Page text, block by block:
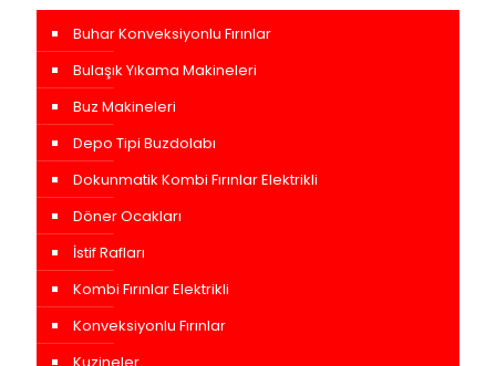
Buhar Konveksiyonlu Fırınlar
Bulaşık Yıkama Makineleri
Buz Makineleri
Depo Tipi Buzdolabı
Dokunmatik Kombi Fırınlar Elektrikli
Döner Ocakları
İstif Rafları
Kombi Fırınlar Elektrikli
Konveksiyonlu Fırınlar